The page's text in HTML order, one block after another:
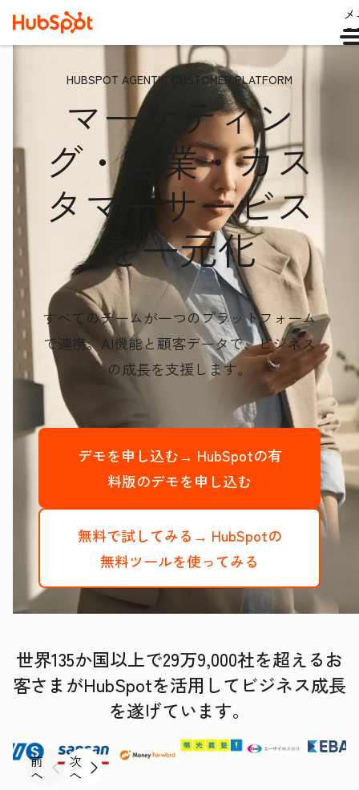
HUBSPOT AGENTIC CUSTOMER PLATFORM
マーケティン
グ・営業・カス
タマーサービス
を一元化
すべてのチームが一つのプラットフォーム
で連携。AI機能と顧客データで、ビジネス
の成長を支援します。
デモを申し込む→ HubSpotの有
料版のデモを申し込む
無料で試してみる→ HubSpotの
無料ツールを使ってみる
世界135か国以上で29万9,000社を超えるお
客さまがHubSpotを活用してビジネス成長
を遂げています。
前
へ
次
へ